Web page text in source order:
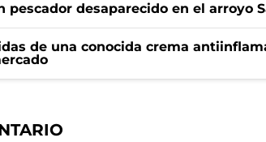
pescador desaparecido en el arroyo
de una conocida crema